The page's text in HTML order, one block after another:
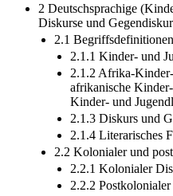
2 Deutschsprachige
Diskurse und
2.1 Begriffsdefinitionen
2.1.1 Kinder- und
2.1.2 Afrika-
afrikanische
Kinder- und
2.1.3 Diskurs und
2.1.4 Literarisches
2.2 Kolonialer und
2.2.1 Kolonialer
2.2.2